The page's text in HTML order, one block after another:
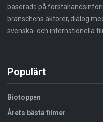
baserade på
branschens aktörer, dialog
svenska- och internationella
Populärt
Biotoppen
Årets bästa filmer